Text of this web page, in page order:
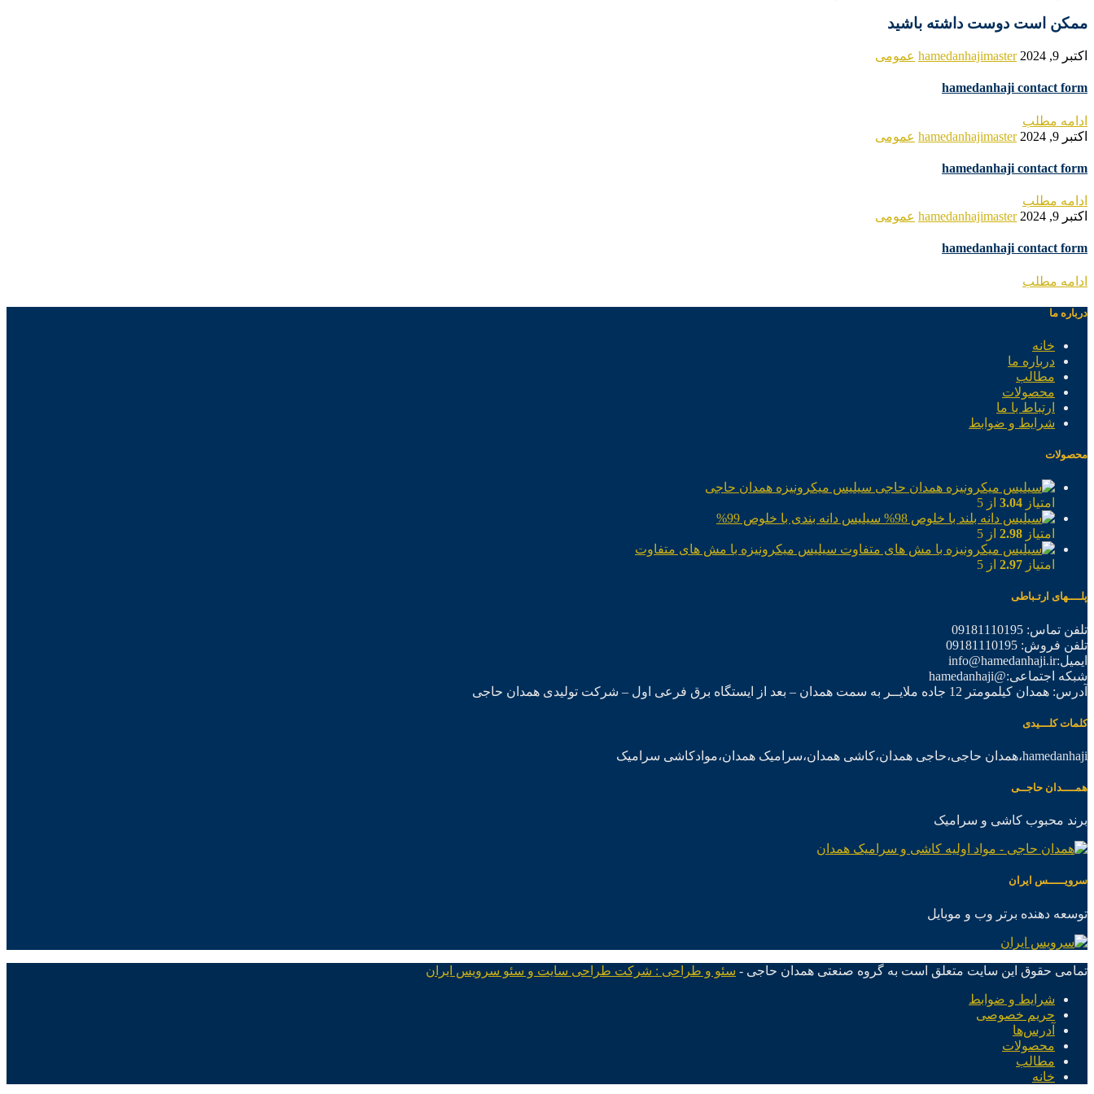
ممکن است دوست داشته باشید
اکتبر 9, 2024 hamedanhajimaster عمومی
hamedanhaji contact form
ادامه مطلب
اکتبر 9, 2024
hamedanhajimaster عمومی
hamedanhaji contact form
ادامه مطلب
اکتبر 9, 2024
hamedanhajimaster عمومی
hamedanhaji contact form
ادامه مطلب
درباره ما
خانه
درباره ما
مطالب
محصولات
ارتباط با ما
شرایط و ضوابط
محصولات
سیلیس میکرونیزه همدان حاجی
امتیاز 3.04 از 5
سیلیس دانه بندی با خلوص 99%
امتیاز 2.98 از 5
سیلیس میکرونیزه با مش های متفاوت
امتیاز 2.97 از 5
پلــــهای ارتـباطی
تلفن تماس: 09181110195
تلفن فروش: 09181110195
ایمیل:info@hamedanhaji.ir
شبکه اجتماعی:@hamedanhaji
آدرس: همدان کیلمومتر 12 جاده ملایــر به سمت همدان – بعد از ایستگاه برق فرعی اول – شرکت تولیدی همدان حاجی
کلمات کلـــیدی
hamedanhaji،همدان حاجی،حاجی همدان،کاشی همدان،سرامیک همدان،موادکاشی سرامیک
همــــدان حاجــی
برند محبوب کاشی و سرامیک
سرویـــــس ایران
توسعه دهنده برتر وب و موبایل
تمامی حقوق این سایت متعلق است به گروه صنعتی همدان حاجی - سئو و طراحی : شرکت طراحی سایت و سئو سرویس ایران
شرایط و ضوابط
حریم خصوصی
آدرس‌ها
محصولات
مطالب
خانه